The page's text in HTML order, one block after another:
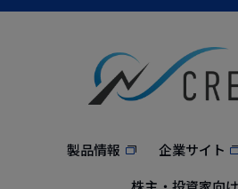
製品情報 企業サイト